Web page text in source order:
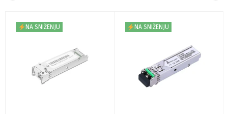
NA SNIŽENJU NA SNIŽENJU